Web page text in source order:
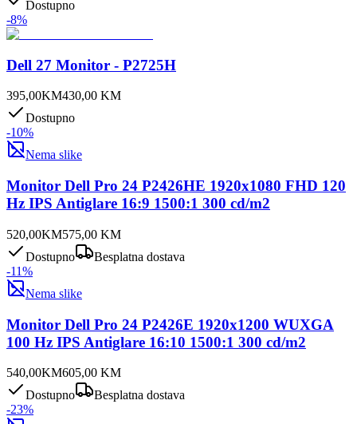
Dostupno
-8%
Dell 27 Monitor - P2725H
395,00KM430,00 KM
Dostupno
-10%
Nema slike
Monitor Dell Pro 24 P2426HE 1920x1080 FHD 120
Hz IPS Antiglare 16:9 1500:1 300 cd/m2
520,00KM575,00 KM
Dostupno
Besplatna dostava
-11%
Nema slike
Monitor Dell Pro 24 P2426E 1920x1200 WUXGA
100 Hz IPS Antiglare 16:10 1500:1 300 cd/m2
540,00KM605,00 KM
Dostupno
Besplatna dostava
-23%